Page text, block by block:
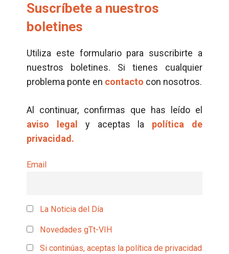
Suscríbete a nuestros
boletines
Utiliza este formulario para suscribirte a
nuestros boletines. Si tienes cualquier
problema ponte en contacto con nosotros.
Al continuar, confirmas que has leído el
aviso legal
y aceptas la política de
privacidad.
Email
La Noticia del Día
Novedades gTt-VIH
Si continúas, aceptas la política de privacidad